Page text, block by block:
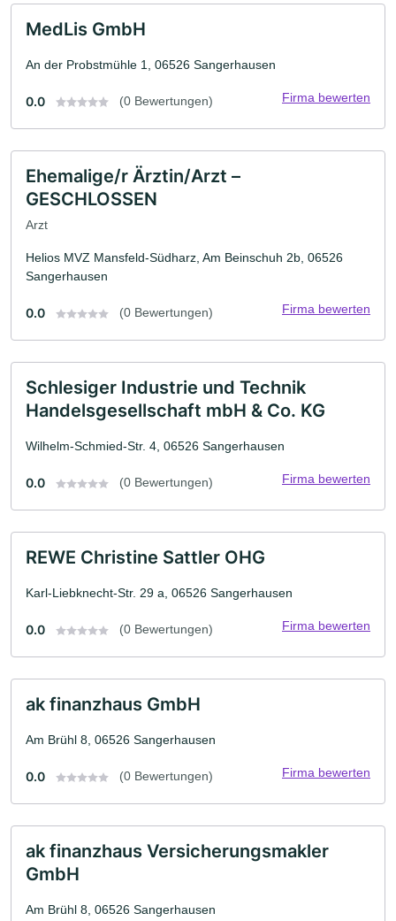
MedLis GmbH
An der Probstmühle 1, 06526 Sangerhausen
0.0 (0 Bewertungen) Firma bewerten
Ehemalige/r Ärztin/Arzt –
GESCHLOSSEN
Arzt
Helios MVZ Mansfeld-Südharz, Am Beinschuh 2b, 06526
Sangerhausen
0.0 (0 Bewertungen) Firma bewerten
Schlesiger Industrie und Technik
Handelsgesellschaft mbH & Co. KG
Wilhelm-Schmied-Str. 4, 06526 Sangerhausen
0.0 (0 Bewertungen) Firma bewerten
REWE Christine Sattler OHG
Karl-Liebknecht-Str. 29 a, 06526 Sangerhausen
0.0 (0 Bewertungen) Firma bewerten
ak finanzhaus GmbH
Am Brühl 8, 06526 Sangerhausen
0.0 (0 Bewertungen) Firma bewerten
ak finanzhaus Versicherungsmakler
GmbH
Am Brühl 8, 06526 Sangerhausen